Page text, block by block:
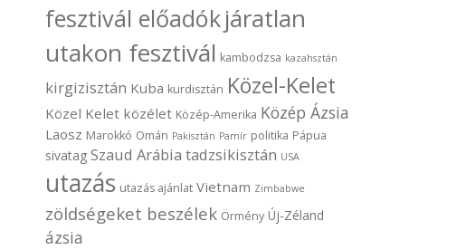
fesztivál előadókjáratlan
utakon fesztivál kambodzsa kazahsztán
kirgizisztán Kuba kurdisztán Közel-Kelet
Közel Kelet közélet Közép-Amerika Közép Ázsia
Laosz Marokkó Omán Pakisztán Pamír politika Pápua
sivatag Szaud Arábia tadzsikisztán USA
utazás utazás ajánlat Vietnam Zimbabwe
zöldségeket beszélek Örmény Új-Zéland
ázsia